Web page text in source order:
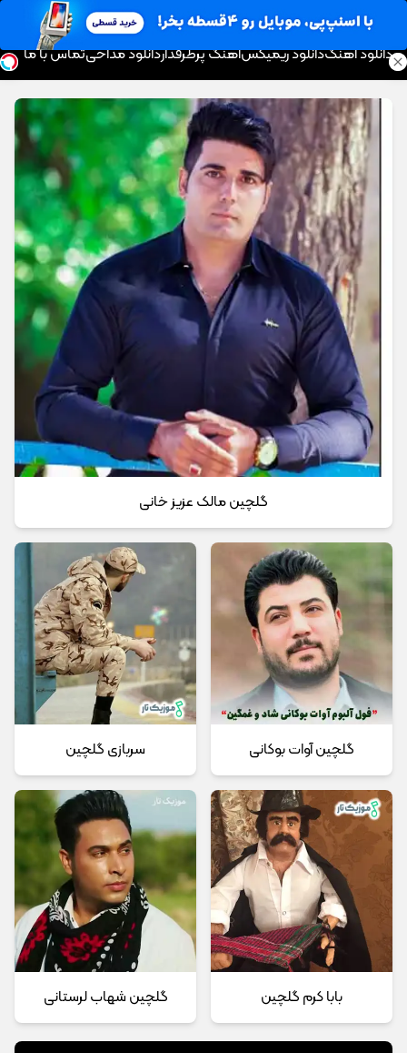
موزیک تار
دانلود آهنگدانلود ریمیکسآهنگ پرطرفداردانلود مداحیتماس با ما
گلچین مالک عزیز خانی
گلچین آوات بوکانی سربازی گلچین
بابا کرم گلچین گلچین شهاب لرستانی